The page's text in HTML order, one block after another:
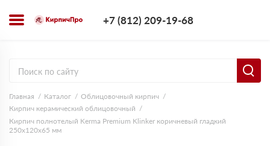
+7 (812) 209-19-68
Главная Каталог
Облицовочный кирпич
Кирпич керамический облицовочный
Кирпич полнотелый Kerma Premium Klinker коричневый гладкий
250х120х65 мм